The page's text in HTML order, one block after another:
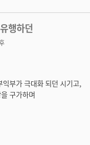
행하던
부가 극대화 되던 시기고,
구가하며